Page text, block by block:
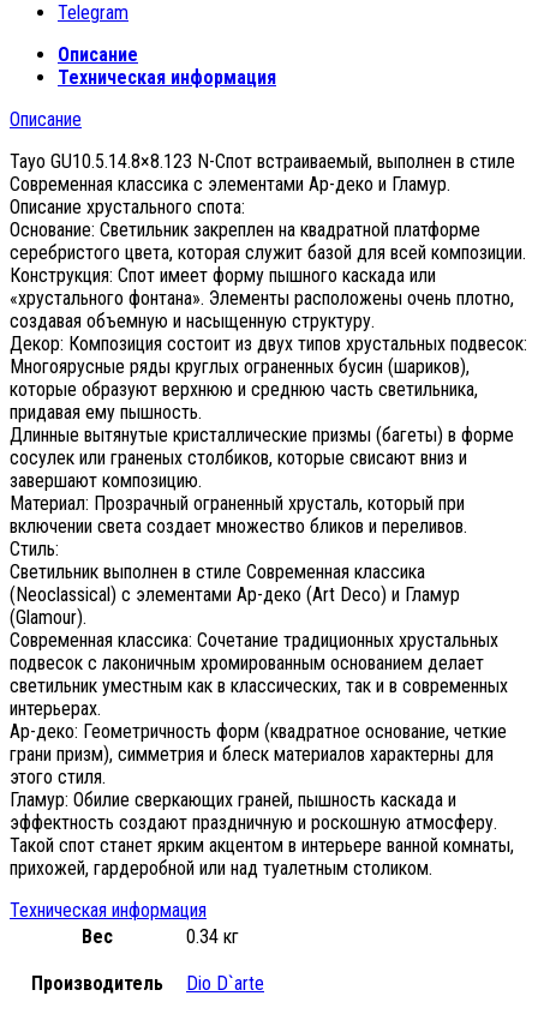
Telegram
Описание
Техническая информация
Описание
Tayo GU10.5.14.8×8.123 N-Спот встраиваемый, выполнен в стиле
Современная классика с элементами Ар-деко и Гламур.
Описание хрустального спота:
Основание: Светильник закреплен на квадратной платформе
серебристого цвета, которая служит базой для всей композиции.
Конструкция: Спот имеет форму пышного каскада или
«хрустального фонтана». Элементы расположены очень плотно,
создавая объемную и насыщенную структуру.
Декор: Композиция состоит из двух типов хрустальных подвесок:
Многоярусные ряды круглых ограненных бусин (шариков),
которые образуют верхнюю и среднюю часть светильника,
придавая ему пышность.
Длинные вытянутые кристаллические призмы (багеты) в форме
сосулек или граненых столбиков, которые свисают вниз и
завершают композицию.
Материал: Прозрачный ограненный хрусталь, который при
включении света создает множество бликов и переливов.
Стиль:
Светильник выполнен в стиле Современная классика
(Neoclassical) с элементами Ар-деко (Art Deco) и Гламур
(Glamour).
Современная классика: Сочетание традиционных хрустальных
подвесок с лаконичным хромированным основанием делает
светильник уместным как в классических, так и в современных
интерьерах.
Ар-деко: Геометричность форм (квадратное основание, четкие
грани призм), симметрия и блеск материалов характерны для
этого стиля.
Гламур: Обилие сверкающих граней, пышность каскада и
эффектность создают праздничную и роскошную атмосферу.
Такой спот станет ярким акцентом в интерьере ванной комнаты,
прихожей, гардеробной или над туалетным столиком.
Техническая информация
Вес
0.34 кг
Производитель Dio D`arte